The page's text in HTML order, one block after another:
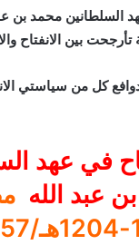
محمد بن
بين الانفتاح
كل من سياستي
في عهد
عبد الله